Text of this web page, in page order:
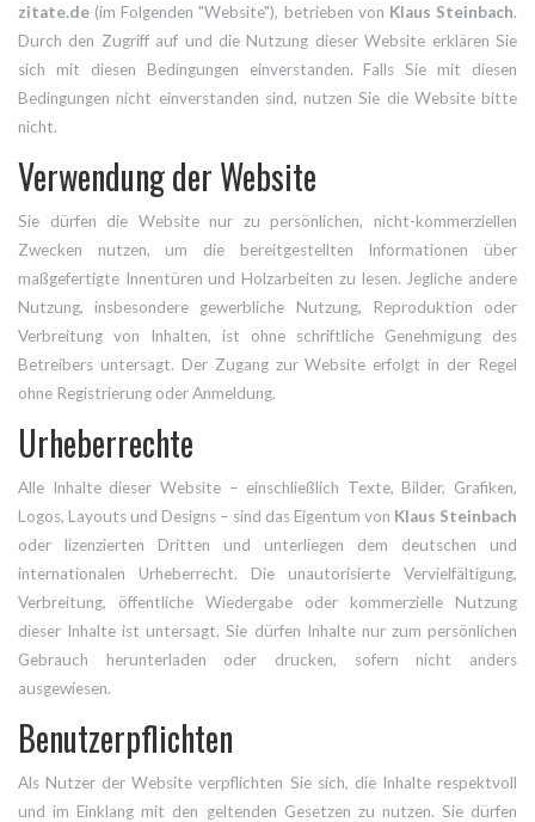
zitate.de (im Folgenden "Website"), betrieben von Klaus Steinbach.
Durch den Zugriff auf und die Nutzung dieser Website erklären Sie
sich mit diesen Bedingungen einverstanden. Falls Sie mit diesen
Bedingungen nicht einverstanden sind, nutzen Sie die Website bitte
nicht.
Verwendung der Website
Sie dürfen die Website nur zu persönlichen, nicht-kommerziellen
Zwecken nutzen, um die bereitgestellten Informationen über
maßgefertigte Innentüren und Holzarbeiten zu lesen. Jegliche andere
Nutzung, insbesondere gewerbliche Nutzung, Reproduktion oder
Verbreitung von Inhalten, ist ohne schriftliche Genehmigung des
Betreibers untersagt. Der Zugang zur Website erfolgt in der Regel
ohne Registrierung oder Anmeldung.
Urheberrechte
Alle Inhalte dieser Website – einschließlich Texte, Bilder, Grafiken,
Logos, Layouts und Designs – sind das Eigentum von Klaus Steinbach
oder lizenzierten Dritten und unterliegen dem deutschen und
internationalen Urheberrecht. Die unautorisierte Vervielfältigung,
Verbreitung, öffentliche Wiedergabe oder kommerzielle Nutzung
dieser Inhalte ist untersagt. Sie dürfen Inhalte nur zum persönlichen
Gebrauch herunterladen oder drucken, sofern nicht anders
ausgewiesen.
Benutzerpflichten
Als Nutzer der Website verpflichten Sie sich, die Inhalte respektvoll
und im Einklang mit den geltenden Gesetzen zu nutzen. Sie dürfen